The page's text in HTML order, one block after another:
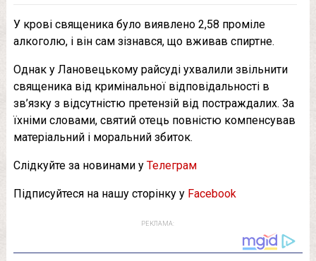
У крові священика було виявлено 2,58 проміле
алкоголю, і він сам зізнався, що вживав спиртне.
Однак у Лановецькому райсуді ухвалили звільнити
священика від кримінальної відповідальності в
зв’язку з відсутністю претензій від постраждалих. За
їхніми словами, святий отець повністю компенсував
матеріальний і моральний збиток.
Слідкуйте за новинами у Телеграм
Підписуйтеся на нашу сторінку у Facebook
РЕКЛАМА: